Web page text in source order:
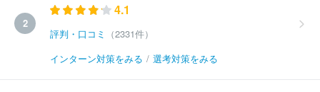
2
4.1
評判・口コミ
（2331件）
インターン対策をみる / 選考対策をみる